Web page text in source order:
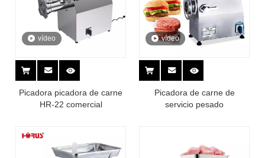
vídeo
Picadora picadora de carne
HR-22 comercial
vídeo
Picadora de carne de
servicio pesado